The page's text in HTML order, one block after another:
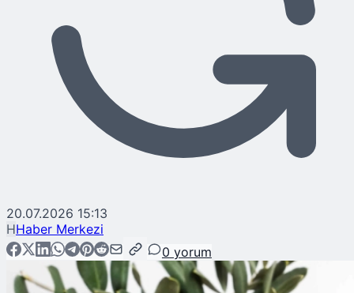
20.07.2026 15:13
HHaber Merkezi
0 yorum